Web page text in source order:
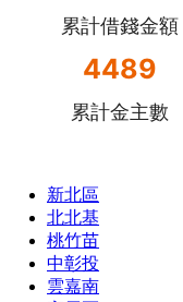
累計借錢金額
4489
累計金主數